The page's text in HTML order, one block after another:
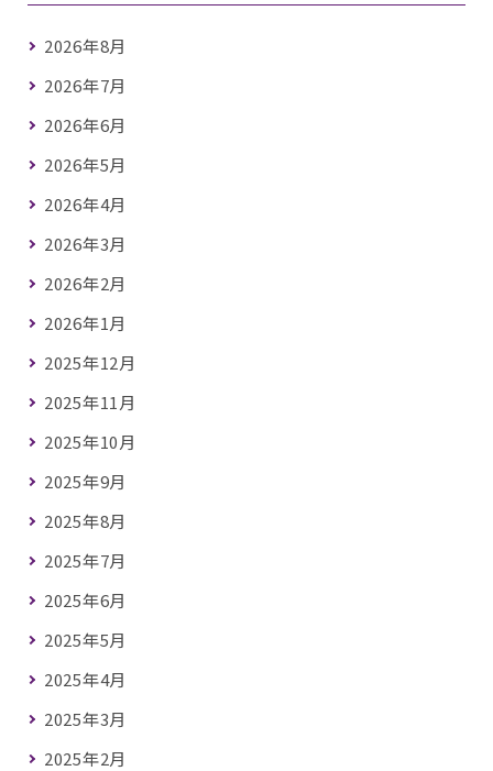
2026年8月
2026年7月
2026年6月
2026年5月
2026年4月
2026年3月
2026年2月
2026年1月
2025年12月
2025年11月
2025年10月
2025年9月
2025年8月
2025年7月
2025年6月
2025年5月
2025年4月
2025年3月
2025年2月